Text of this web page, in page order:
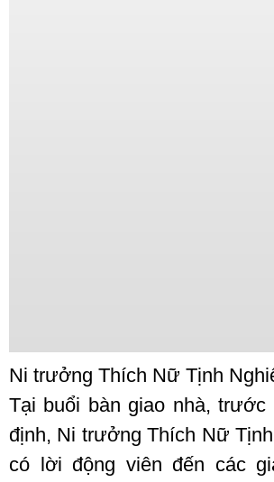
Ni trưởng Thích Nữ Tịnh
Tại buổi bàn giao nhà, trước
định, Ni trưởng Thích Nữ
có lời động viên đến các